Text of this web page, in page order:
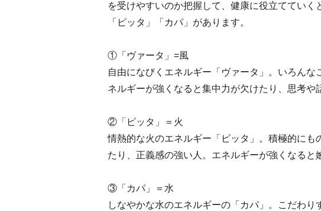
を受けやすいのか把握して、健康に役立てていく
「ピッタ」「カパ」があります。
①「ヴァータ」=風
自由になびくエネルギー「ヴァータ」。いろん
ネルギーが強くなると集中力が欠けたり、思考や
②「ピッタ」＝火
情熱的な火のエネルギー「ピッタ」。積極的にも
たり、正義感の強い人。エネルギーが強くなると
③「カパ」＝水
しなやかな水のエネルギーの「カパ」。こだわ